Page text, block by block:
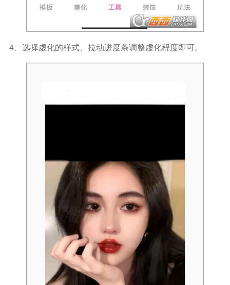
4、选择虚化的样式、拉动进度条调整虚化程度即可。